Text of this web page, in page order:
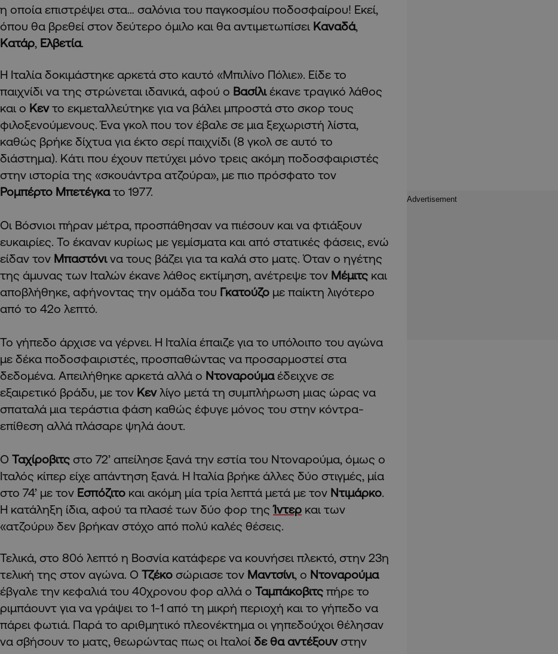
η οποία επιστρέψει στα… σαλόνια του παγκοσμίου ποδοσφαίρου! Εκεί,
όπου θα βρεθεί στον δεύτερο όμιλο και θα αντιμετωπίσει Καναδά,
Κατάρ, Ελβετία.
Η Ιταλία δοκιμάστηκε αρκετά στο καυτό «Μπιλίνο Πόλιε». Είδε το
παιχνίδι να της στρώνεται ιδανικά, αφού ο Βασίλιέκανε τραγικό λάθος
και ο Κεντο εκμεταλλεύτηκε για να βάλει μπροστά στο σκορ τους
φιλοξενούμενους. Ένα γκολ που τον έβαλε σε μια ξεχωριστή λίστα,
καθώς βρήκε δίχτυα για έκτο σερί παιχνίδι (8 γκολ σε αυτό το
διάστημα). Κάτι που έχουν πετύχει μόνο τρεις ακόμη ποδοσφαιριστές
στην ιστορία της «σκουάντρα ατζούρα», με πιο πρόσφατο τον
Ρομπέρτο Μπετέγκατο 1977.
Οι Βόσνιοι πήραν μέτρα, προσπάθησαν να πιέσουν και να φτιάξουν
ευκαιρίες. Το έκαναν κυρίως με γεμίσματα και από στατικές φάσεις, ενώ
είδαν τον Μπαστόνινα τους βάζει για τα καλά στο ματς. Όταν ο ηγέτης
της άμυνας των Ιταλών έκανε λάθος εκτίμηση, ανέτρεψε τον Μέμιτς και
αποβλήθηκε, αφήνοντας την ομάδα του Γκατούζο με παίκτη λιγότερο
από το 42ο λεπτό.
Το γήπεδο άρχισε να γέρνει. Η Ιταλία έπαιζε για το υπόλοιπο του αγώνα
με δέκα ποδοσφαιριστές, προσπαθώντας να προσαρμοστεί στα
δεδομένα. Απειλήθηκε αρκετά αλλά ο Ντοναρούμαέδειχνε σε
εξαιρετικό βράδυ, με τον Κενλίγο μετά τη συμπλήρωση μιας ώρας να
σπαταλά μια τεράστια φάση καθώς έφυγε μόνος του στην κόντρα-
επίθεση αλλά πλάσαρε ψηλά άουτ.
Ο Ταχίροβιτς στο 72’ απείλησε ξανά την εστία του Ντοναρούμα, όμως ο
Ιταλός κίπερ είχε απάντηση ξανά. Η Ιταλία βρήκε άλλες δύο στιγμές, μία
στο 74’ με τον Εσπόζιτο και ακόμη μία τρία λεπτά μετά με τον Ντιμάρκο.
Η κατάληξη ίδια, αφού τα πλασέ των δύο φορ τηςΊντερ και των
«ατζούρι» δεν βρήκαν στόχο από πολύ καλές θέσεις.
Τελικά, στο 80ό λεπτό η Βοσνία κατάφερε να κουνήσει πλεκτό, στην 23η
τελική της στον αγώνα. Ο Τζέκο σώριασε τον Μαντσίνι, ο Ντοναρούμα
έβγαλε την κεφαλιά του 40χρονου φορ αλλά ο Ταμπάκοβιτς πήρε το
ριμπάουντ για να γράψει το 1-1 από τη μικρή περιοχή και το γήπεδο να
πάρει φωτιά. Παρά το αριθμητικό πλεονέκτημα οι γηπεδούχοι θέλησαν
να σβήσουν το ματς, θεωρώντας πως οι Ιταλοί δε θα αντέξουν στην